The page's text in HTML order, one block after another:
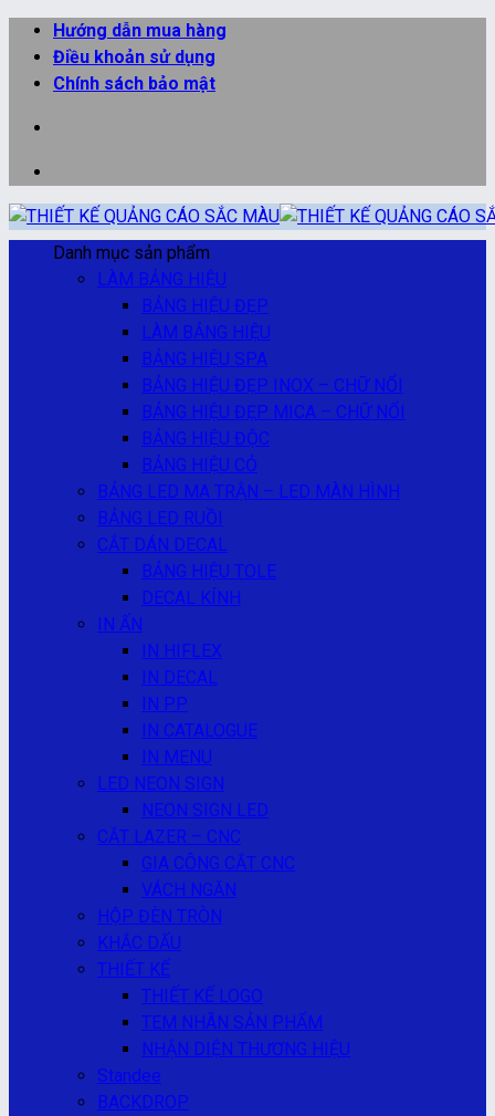
qua
Hướng dẫn mua hàng
Điều khoản sử dụng
Chính sách bảo mật
Danh mục sản phẩm
LÀM BẢNG HIỆU
BẢNG HIỆU ĐẸP
LÀM BẢNG HIỆU
BẢNG HIỆU SPA
BẢNG HIỆU ĐẸP INOX – CHỮ NỔI
BẢNG HIỆU ĐẸP MICA – CHỮ NỔI
BẢNG HIỆU ĐỘC
BẢNG HIỆU CỎ
BẢNG LED MA TRẬN – LED MÀN HÌNH
BẢNG LED RUỒI
CẮT DÁN DECAL
BẢNG HIỆU TOLE
DECAL KÍNH
IN ẤN
IN HIFLEX
IN DECAL
IN PP
IN CATALOGUE
IN MENU
LED NEON SIGN
NEON SIGN LED
CẮT LAZER – CNC
GIA CÔNG CẮT CNC
VÁCH NGĂN
HỘP ĐÈN TRÒN
KHẮC DẤU
THIẾT KẾ
THIẾT KẾ LOGO
TEM NHÃN SẢN PHẨM
NHẬN DIỆN THƯƠNG HIỆU
Standee
BACKDROP